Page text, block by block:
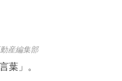
産編集部
葉」。